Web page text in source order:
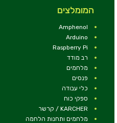
המומלצים
Amphenol
Arduino
Raspberry Pi
רב מודד
מלחמים
פנסים
כלי עבודה
ספקי כוח
KARCHER / קרשר
מלחמים ותחנות הלחמה